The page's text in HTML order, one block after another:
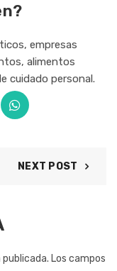
empresas
alimentos
cuidado personal.
NEXT POST
Los campos